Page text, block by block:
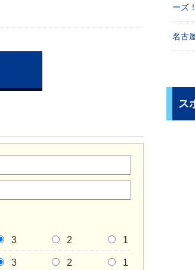
3 2 1
3 2 1
ーズ！
名古
ス